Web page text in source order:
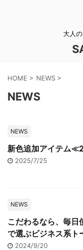
大人
HOME > NEWS >
NEWS
NEWS
新色追加アイテム
2025/7/25
NEWS
こだわるなら、毎日
で選ぶビジネス系ト
2024/9/20